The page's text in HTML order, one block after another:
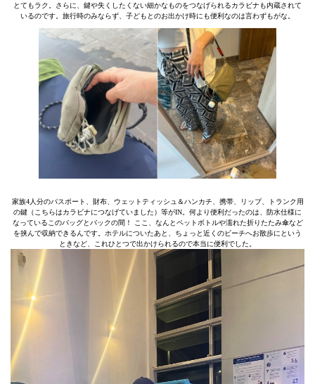
とてもラク。さらに、鍵や失くしたくない細かなものをつなげられるカラビナも内蔵されて
いるのです。旅行時のみならず、子どもとのお出かけ時にも便利なのは言わずもがな。
家族4人分のパスポート、財布、ウェットティッシュ＆ハンカチ、携帯、リップ、トランク用
の鍵（こちらはカラビナにつなげていました）等がIN。何より便利だったのは、防水仕様に
なっているこのバッグとバックの間！ ここ、なんとペットボトルや濡れた折りたたみ傘など
を挟んで収納できるんです。ホテルについたあと、ちょっと近くのビーチへお散歩にという
ときなど、これひとつで出かけられるので本当に便利でした。